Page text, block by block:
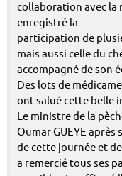
collaboration avec la
enregistré la
participation de
mais aussi celle du
accompagné de son
Des lots de
ont salué cette belle
Le ministre de la
Oumar GUEYE après
de cette journée et
a remercié tous ses